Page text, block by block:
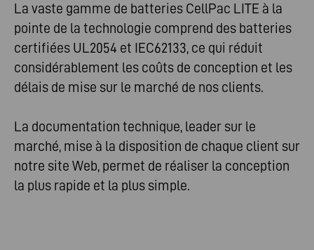
La vaste gamme de batteries CellPac LITE à la
pointe de la technologie comprend des batteries
certifiées UL2054 et IEC62133, ce qui réduit
considérablement les coûts de conception et les
délais de mise sur le marché de nos clients.
La documentation technique, leader sur le
marché, mise à la disposition de chaque client sur
notre site Web, permet de réaliser la conception
la plus rapide et la plus simple.